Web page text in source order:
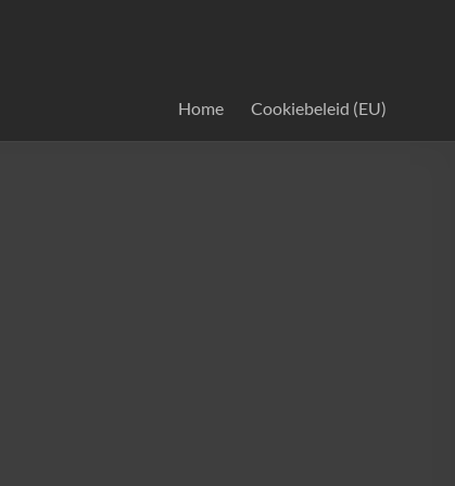
Home
Cookiebeleid (EU)